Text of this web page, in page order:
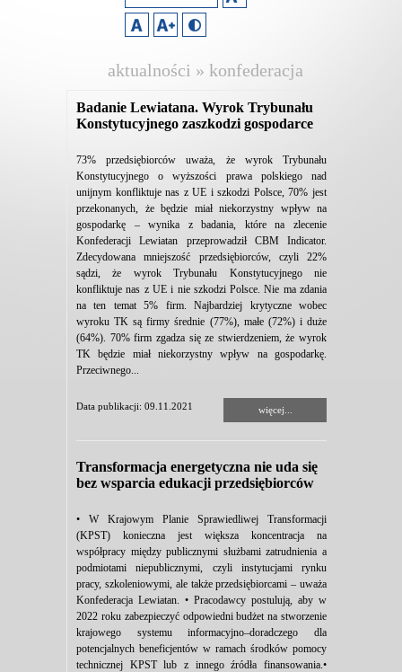
aktualności » konfederacja
Badanie Lewiatana. Wyrok Trybunału
Konstytucyjnego zaszkodzi gospodarce
73% przedsiębiorców uważa, że wyrok Trybunału
Konstytucyjnego o wyższości prawa polskiego nad
unijnym konfliktuje nas z UE i szkodzi Polsce, 70% jest
przekonanych, że będzie miał niekorzystny wpływ na
gospodarkę – wynika z badania, które na zlecenie
Konfederacji Lewiatan przeprowadził CBM Indicator.
Zdecydowana mniejszość przedsiębiorców, czyli 22%
sądzi, że wyrok Trybunału Konstytucyjnego nie
konfliktuje nas z UE i nie szkodzi Polsce. Nie ma zdania
na ten temat 5% firm. Najbardziej krytyczne wobec
wyroku TK są firmy średnie (77%), małe (72%) i duże
(64%). 70% firm zgadza się ze stwierdzeniem, że wyrok
TK będzie miał niekorzystny wpływ na gospodarkę.
Przeciwnego...
Data publikacji: 09.11.2021 więcej...
Transformacja energetyczna nie uda się
bez wsparcia edukacji przedsiębiorców
• W Krajowym Planie Sprawiedliwej Transformacji
(KPST) konieczna jest większa koncentracja na
współpracy między publicznymi służbami zatrudnienia a
podmiotami niepublicznymi, czyli instytucjami rynku
pracy, szkoleniowymi, ale także przedsiębiorcami – uważa
Konfederacja Lewiatan. • Pracodawcy postulują, aby w
2022 roku zabezpieczyć odpowiedni budżet na stworzenie
krajowego systemu informacyjno–doradczego dla
potencjalnych beneficjentów w ramach środków pomocy
technicznej KPST lub z innego źródła finansowania.•